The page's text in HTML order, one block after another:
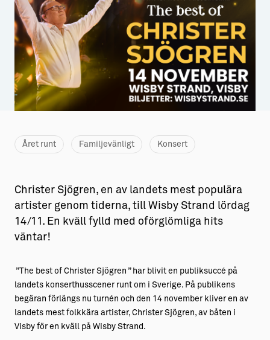
Aktiviteter
Sustainable Plejs
Möten & kongresser
Hansestaden världsarv
Almedalsveckan
Visby Centrum
→ Gutamål och gotländska
Allt om bostad
→ Hyra bostad
→ Köpa bostad
Allt om livet på Ön
→ Föreningsliv
→ Idrottsliv
Året runt Familjevänligt Konsert
Christer Sjögren, en av landets mest populära
artister genom tiderna, till Wisby Strand lördag
14/11. En kväll fylld med oförglömliga hits
väntar!
”The best of Christer Sjögren ” har blivit en publiksuccé på
landets konserthusscener runt om i Sverige. På publikens
begäran förlängs nu turnén och den 14 november kliver en av
landets mest folkkära artister, Christer Sjögren, av båten i
Visby för en kväll på Wisby Strand.